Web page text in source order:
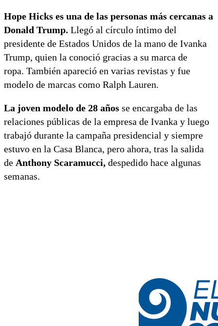
Hope Hicks es una de las personas más cercanas a
Donald Trump. Llegó al círculo íntimo del
presidente de Estados Unidos de la mano de Ivanka
Trump, quien la conoció gracias a su marca de
ropa. También apareció en varias revistas y fue
modelo de marcas como Ralph Lauren.
La joven modelo de 28 años se encargaba de las
relaciones públicas de la empresa de Ivanka y luego
trabajó durante la campaña presidencial y siempre
estuvo en la Casa Blanca, pero ahora, tras la salida
de Anthony Scaramucci, despedido hace algunas
semanas.